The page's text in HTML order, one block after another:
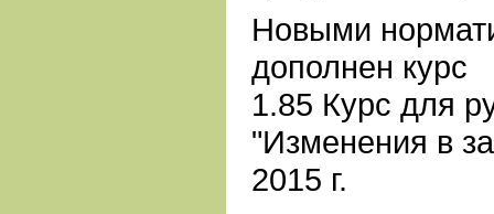
Новыми
дополнен курс
1.85 Курс для
"Изменения в
2015 г.